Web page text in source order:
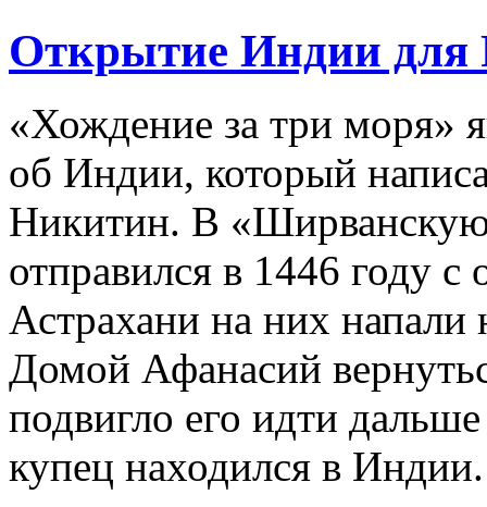
Открытие Индии для
«Хождение за три моря»
об Индии, который
Никитин. В
отправился в 1446 году
Астрахани на них напали
Домой Афанасий
подвигло его идти
купец находился в